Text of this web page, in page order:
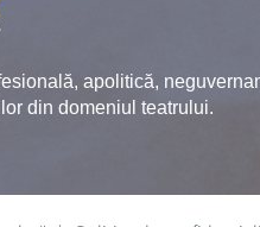
apolitică,
din domeniul teatrului.